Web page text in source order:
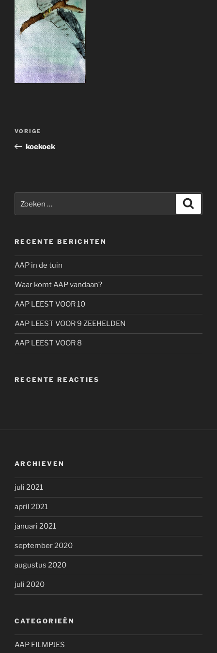
Bericht
Vorig
bericht
VORIGE
koekoek
RECENTE BERICHTEN
AAP in de tuin
Waar komt AAP vandaan?
AAP LEEST VOOR 10
AAP LEEST VOOR 9 ZEEHELDEN
AAP LEEST VOOR 8
RECENTE REACTIES
ARCHIEVEN
juli 2021
april 2021
januari 2021
september 2020
augustus 2020
juli 2020
CATEGORIEËN
AAP FILMPJES